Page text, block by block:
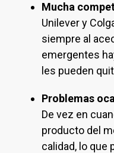
Mucha
Unilever y
siempre al
emergentes
les pueden
Problemas
De vez en
producto del
calidad, lo que